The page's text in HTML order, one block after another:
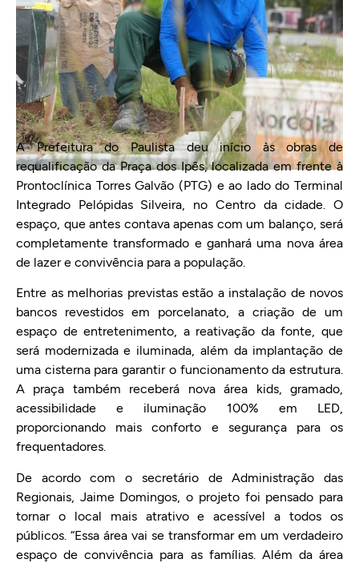
A Prefeitura do Paulista deu início às obras de
requalificação da Praça dos Ipês, localizada em frente à
Prontoclínica Torres Galvão (PTG) e ao lado do Terminal
Integrado Pelópidas Silveira, no Centro da cidade. O
espaço, que antes contava apenas com um balanço, será
completamente transformado e ganhará uma nova área
de lazer e convivência para a população.
Entre as melhorias previstas estão a instalação de novos
bancos revestidos em porcelanato, a criação de um
espaço de entretenimento, a reativação da fonte, que
será modernizada e iluminada, além da implantação de
uma cisterna para garantir o funcionamento da estrutura.
A praça também receberá nova área kids, gramado,
acessibilidade e iluminação 100% em LED,
proporcionando mais conforto e segurança para os
frequentadores.
De acordo com o secretário de Administração das
Regionais, Jaime Domingos, o projeto foi pensado para
tornar o local mais atrativo e acessível a todos os
públicos. “Essa área vai se transformar em um verdadeiro
espaço de convivência para as famílias. Além da área